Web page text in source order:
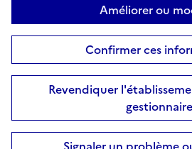
Améliorer ou
Confirmer ces
Revendiquer
gestionnaire